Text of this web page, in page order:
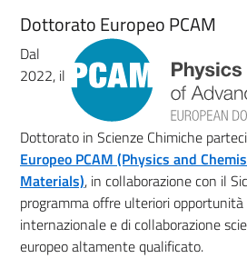
Dottorato Europeo PCAM
Dal
2022, il
Dottorato in Scienze Chimiche
Europeo PCAM (Physics and
Materials), in collaborazione con il
programma offre ulteriori
internazionale e di collaborazione
europeo altamente qualificato.